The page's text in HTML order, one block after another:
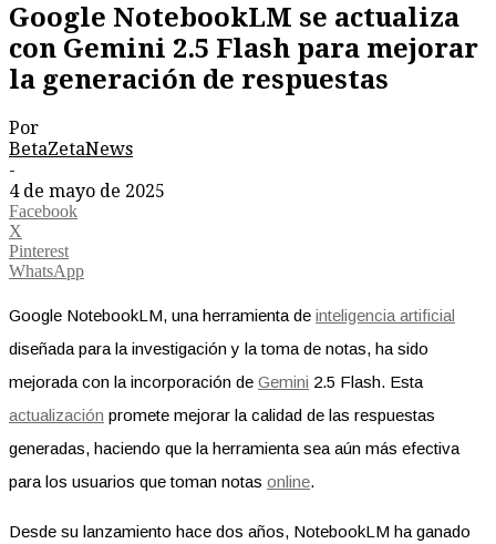
Google NotebookLM se actualiza
con Gemini 2.5 Flash para mejorar
la generación de respuestas
Por
BetaZetaNews
-
4 de mayo de 2025
Facebook
X
Pinterest
WhatsApp
Google NotebookLM, una herramienta de inteligencia artificial
diseñada para la investigación y la toma de notas, ha sido
mejorada con la incorporación de Gemini 2.5 Flash. Esta
actualización promete mejorar la calidad de las respuestas
generadas, haciendo que la herramienta sea aún más efectiva
para los usuarios que toman notas online.
Desde su lanzamiento hace dos años, NotebookLM ha ganado